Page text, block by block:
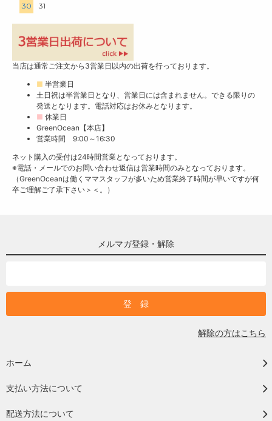
30
31
当店は通常ご注文から3営業日以内の出荷を行っております。
■ 半営業日
土日祝は半営業日となり、営業日には含まれません。できる限りの
発送となります。電話対応はお休みとなります。
■ 休業日
GreenOcean【本店】
営業時間 9:00～16:30
ネット購入の受付は24時間営業となっております。
※電話・メールでのお問い合わせ返信は営業時間のみとなっております。
（GreenOceanは働くママスタッフが多いため営業終了時間が早いですが何
卒ご理解ご了承下さい＞＜。）
メルマガ登録・解除
解除の方はこちら
ホーム
支払い方法について
配送方法について